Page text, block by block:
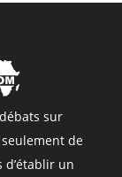
sur
de
d’établir un